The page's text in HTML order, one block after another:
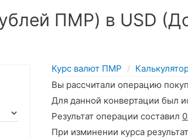
ПМР) в USD
Курс валют ПМР
Вы рассчитали операцию
Для данной конвертации был
Результат операции составил
При изминении курса